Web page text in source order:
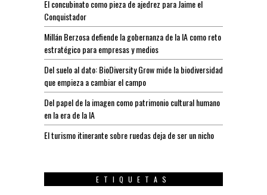
El concubinato como pieza de ajedrez para Jaime el
Conquistador
Millán Berzosa defiende la gobernanza de la IA como reto
estratégico para empresas y medios
Del suelo al dato: BioDiversity Grow mide la biodiversidad
que empieza a cambiar el campo
Del papel de la imagen como patrimonio cultural humano
en la era de la IA
El turismo itinerante sobre ruedas deja de ser un nicho
ETIQUETAS